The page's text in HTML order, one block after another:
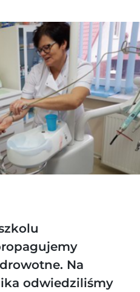
Na
odwiedziliśmy